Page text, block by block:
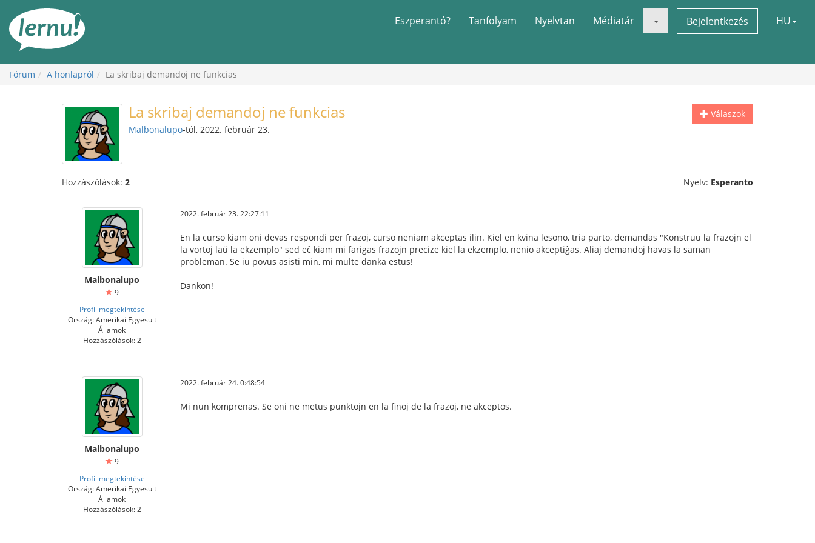
Eszperantó? Tanfolyam Nyelvtan Médiatár Bejelentkezés HU
Fórum A honlapról La skribaj demandoj ne funkcias
Válaszok
La skribaj demandoj ne funkcias
Malbonalupo-tól, 2022. február 23.
Hozzászólások: 2 Nyelv: Esperanto
Malbonalupo
9
Profil megtekintése
Ország: Amerikai Egyesült
Államok
Hozzászólások: 2
2022. február 23. 22:27:11
En la curso kiam oni devas respondi per frazoj, curso neniam akceptas ilin. Kiel en kvina lesono, tria parto, demandas "Konstruu la frazojn el
la vortoj laŭ la ekzemplo" sed eĉ kiam mi farigas frazojn precize kiel la ekzemplo, nenio akceptiĝas. Aliaj demandoj havas la saman
probleman. Se iu povus asisti min, mi multe danka estus!
Dankon!
Malbonalupo
9
Profil megtekintése
Ország: Amerikai Egyesült
Államok
Hozzászólások: 2
2022. február 24. 0:48:54
Mi nun komprenas. Se oni ne metus punktojn en la finoj de la frazoj, ne akceptos.